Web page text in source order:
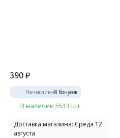
390₽
Начислим+8 бонусов
В наличии 5513 шт.
Доставка магазина: Среда 12
августа